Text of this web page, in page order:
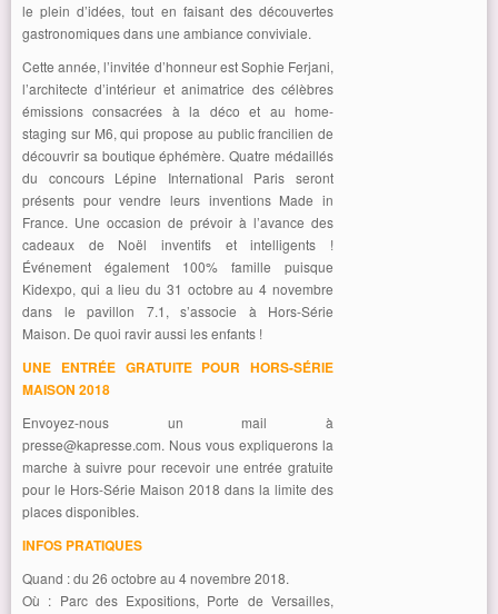
le plein d’idées, tout en faisant des découvertes
gastronomiques dans une ambiance conviviale.
Cette année, l’invitée d’honneur est Sophie Ferjani,
l’architecte d’intérieur et animatrice des célèbres
émissions consacrées à la déco et au home-
staging sur M6, qui propose au public francilien de
découvrir sa boutique éphémère. Quatre médaillés
du concours Lépine International Paris seront
présents pour vendre leurs inventions Made in
France. Une occasion de prévoir à l’avance des
cadeaux de Noël inventifs et intelligents !
Événement également 100% famille puisque
Kidexpo, qui a lieu du 31 octobre au 4 novembre
dans le pavillon 7.1, s’associe à Hors-Série
Maison. De quoi ravir aussi les enfants !
UNE ENTRÉE GRATUITE POUR HORS-SÉRIE
MAISON 2018
Envoyez-nous un mail à
presse@kapresse.com. Nous vous expliquerons la
marche à suivre pour recevoir une entrée gratuite
pour le Hors-Série Maison 2018 dans la limite des
places disponibles.
INFOS PRATIQUES
Quand : du 26 octobre au 4 novembre 2018.
Où : Parc des Expositions, Porte de Versailles,